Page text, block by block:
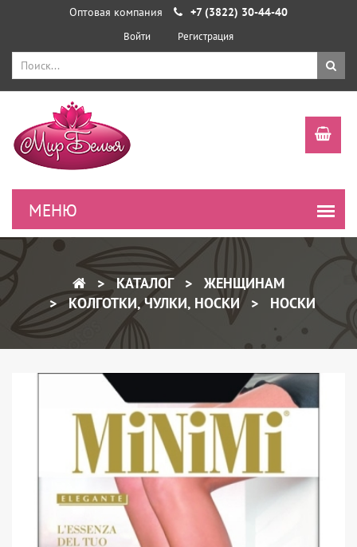
Оптовая компания +7 (3822) 30-44-40
Войти Регистрация
КАТАЛОГ
ЖЕНЩИНАМ
КОЛГОТКИ, ЧУЛКИ, НОСКИ
НОСКИ